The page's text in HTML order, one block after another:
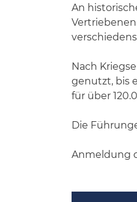
An
Nach
genutzt, bis
für über
Die
Anmeldung